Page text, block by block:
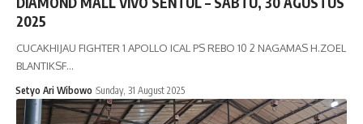
2025
CUCAKHIJAU FIGHTER 1 APOLLO ICAL PS REBO 10 2 NAGAMAS H.ZOEL
BLANTIKSF…
Setyo Ari Wibowo Sunday, 31 August 2025